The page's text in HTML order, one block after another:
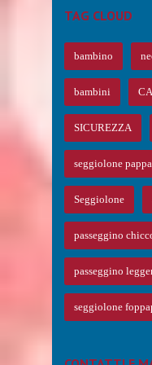
TAG CLOUD
bambino
bambini
SICUREZZA
seggiolone pappa
Seggiolone
passeggino
passeggino
seggiolone